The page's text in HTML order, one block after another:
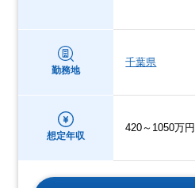
勤務地
千葉県
想定年収
420～1050万円